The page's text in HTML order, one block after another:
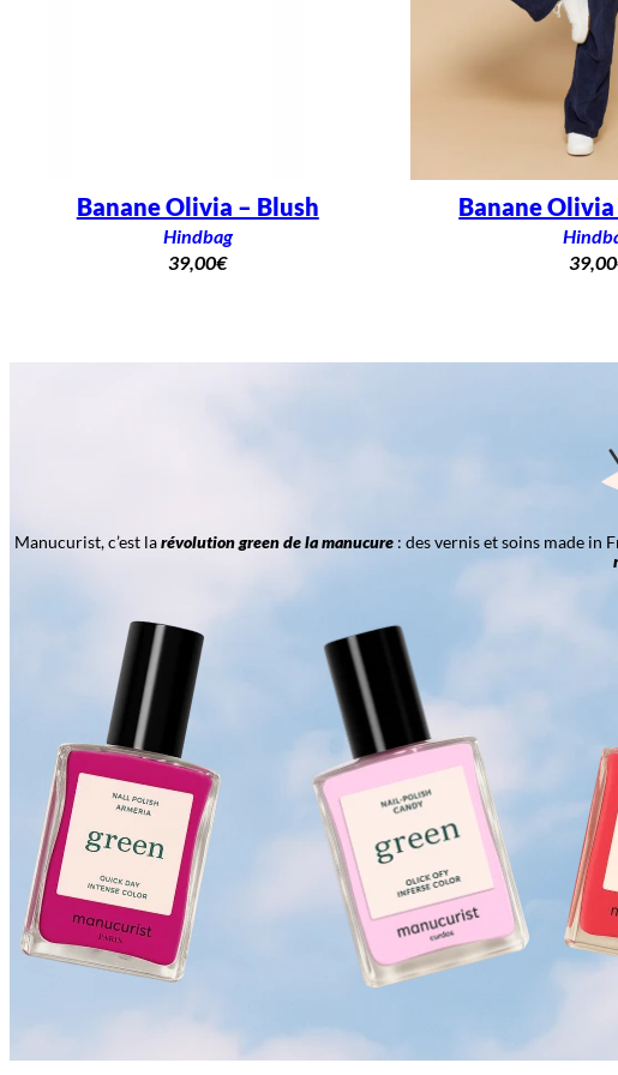
Banane Olivia – Blush
Hindbag
39,00€
Banane
39,00
Manucurist, c’est larévolution green de la manucure: des vernis et soins made in